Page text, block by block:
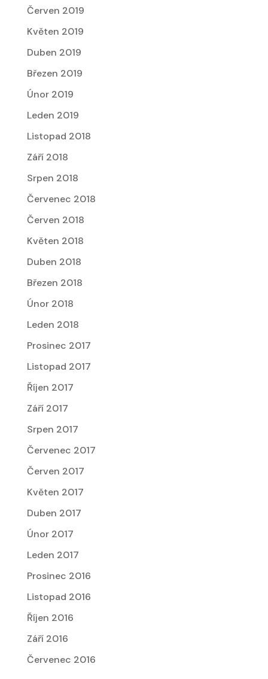
Červen 2019
Květen 2019
Duben 2019
Březen 2019
Únor 2019
Leden 2019
Listopad 2018
Září 2018
Srpen 2018
Červenec 2018
Červen 2018
Květen 2018
Duben 2018
Březen 2018
Únor 2018
Leden 2018
Prosinec 2017
Listopad 2017
Říjen 2017
Září 2017
Srpen 2017
Červenec 2017
Červen 2017
Květen 2017
Duben 2017
Únor 2017
Leden 2017
Prosinec 2016
Listopad 2016
Říjen 2016
Září 2016
Červenec 2016